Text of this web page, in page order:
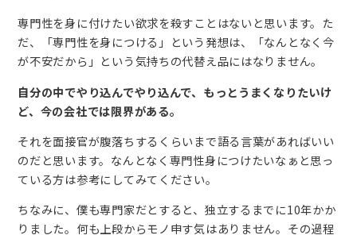
専門性を身に付けたい欲求を殺すことはないと思います。た
だ、「専門性を身につける」という発想は、「なんとなく今
が不安だから」という気持ちの代替え品にはなりません。
自分の中でやり込んでやり込んで、もっとうまくなりたいけ
ど、今の会社では限界がある。
それを面接官が腹落ちするくらいまで語る言葉があればいい
のだと思います。なんとなく専門性身につけたいなぁと思っ
ている方は参考にしてみてください。
ちなみに、僕も専門家だとすると、独立するまでに10年かか
りました。何も上段からモノ申す気はありません。その過程